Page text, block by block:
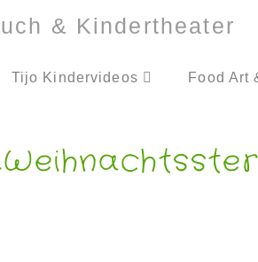
Tijo Kindervideos Food Art